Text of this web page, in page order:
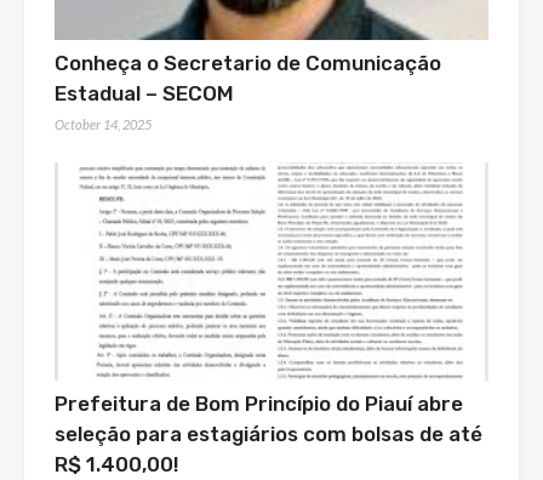
Conheça o Secretario de Comunicação
Estadual – SECOM
October 14, 2025
Prefeitura de Bom Princípio do Piauí abre
seleção para estagiários com bolsas de até
R$ 1.400,00!